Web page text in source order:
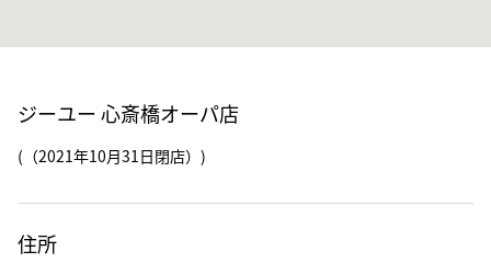
ジーユー 心斎橋オーパ店
(（2021年10月31日閉店）)
住所